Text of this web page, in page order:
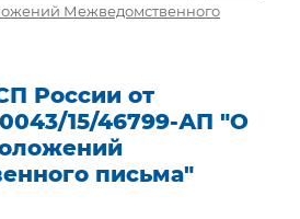
Межведомственного
России от
15/46799-АП "О
письма"